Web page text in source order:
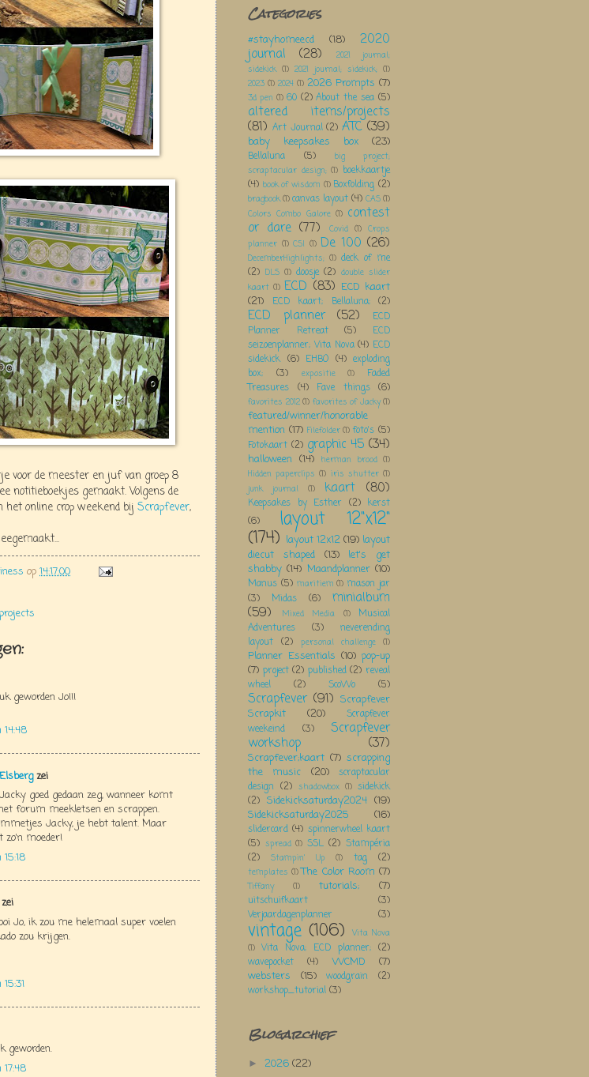
voor de meester en juf van groep 8
notitieboekjes gemaakt. Volgens de
online crop weekend bij Scrapfever,
op 14:17:00
geworden Jo!!!
zei
goed gedaan zeg, wanneer komt
forum meekletsen en scrappen.
Jacky, je hebt talent. Maar
moeder!
zei
Jo, ik zou me helemaal super voelen
zou krijgen.
geworden.
Categories
#stayhomeecd (18) 2020
journal (28)
2021 journal;
sidekick (1) 2021 journal; sidekick; (1)
2023 (1) 2024 (1) 2026 Prompts (7)
3d pen (1) 60 (2) About the sea (5)
altered items/projects
(81) Art Journal (2) ATC (39)
baby keepsakes box (23)
Bellaluna (5)
big project;
scraptacular design; (1) boekkaartje
(4) book of wisdom (1) Boxfolding (2)
bragbook(1)canvas layout (4) CAS(1)
Colors Combo Galore (1) contest
or dare (77) Covid (1) Crops
planner (1) CSI (1) De 100 (26)
DecemberHighlights; (1) deck of me
(2) DLS (1) doosje (2) double slider
kaart (1) ECD (83) ECD kaart
(21)
ECD kaart; Bellaluna; (2)
ECD planner (52)
ECD
Planner Retreat
(5)
ECD
seizoenplanner; Vita Nova (4) ECD
sidekick (6) EHBO (4) exploding
box;
(3) expositie (1)
Faded
Treasures
(4) Fave things (6)
favorites 2012 (1) favorites of Jacky (1)
featured/winner/honorable
mention (17) Filefolder (1) foto's (5)
Fotokaart (2) graphic 45 (34)
halloween (14) herman brood (1)
Hidden paperclips (1) iris shutter (1)
junk journal
(1) kaart (80)
Keepsakes by Esther (2) kerst
(6)
layout 12"x12"
(174) layout 12x12 (19) layout
diecut shaped
(13)
let's get
shabby (14) Maandplanner (10)
Manus (5) maritiem (1) mason jar
(3)
Midas (6) minialbum
(59) Mixed Media (1)
Musical
Adventures
(3)
neverending
layout (2) personal challenge (1)
Planner Essentials (10) pop-up
(7) project (2) published (2) reveal
wheel
(2) ScoWo (5)
Scrapfever (91) Scrapfever
Scrapkit
(20)
Scrapfever
weekeind
(3) Scrapfever
workshop (37)
Scrapfever;kaart (7) scrapping
the music
(20)
scraptacular
design (2) shadowbox (1) sidekick
(2) Sidekicksaturday2024 (19)
Sidekicksaturday2025
(16)
slidercard (4) spinnerwheel kaart
(5) spread (1) SSL (2) Stampéria
(2)
Stampin' Up (1) tag (2)
templates (1) The Color Room (7)
Tiffany (1) tutorials; (7)
uitschuifkaart
(3)
Verjaardagenplanner
(3)
vintage (106)
Vita Nova
(1) Vita Nova; ECD planner; (2)
wavepocket
(4) WCMD
(7)
websters
(15) woodgrain
(2)
workshop_tutorial (3)
Blogarchief
► 2026 (22)